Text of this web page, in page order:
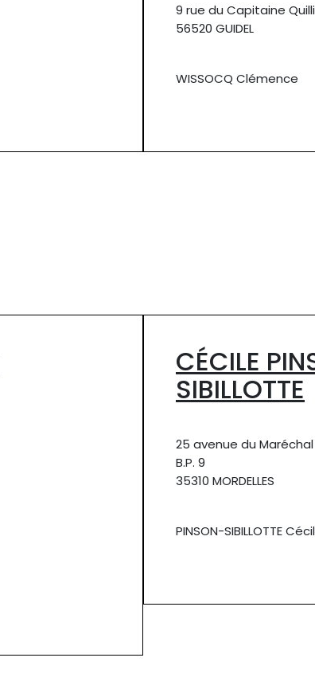
9 rue du Capitaine
56520 GUIDEL
WISSOCQ Clémence
CÉCILE
SIBILLOTTE
25 avenue du
B.P. 9
35310 MORDELLES
PINSON-SIBILLOTTE